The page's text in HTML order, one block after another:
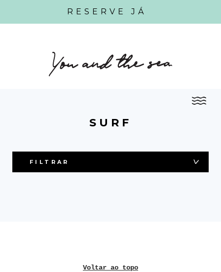
RESERVE JÁ
SURF
FILTRAR
Voltar ao topo